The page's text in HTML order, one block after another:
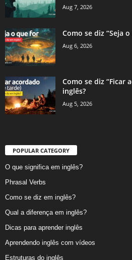
Aug 7, 2026
Como se diz “Seja
Aug 6, 2026
Como se diz “Ficar
inglês?
Aug 5, 2026
POPULAR CATEGORY
O que significa em inglês?
Phrasal Verbs
Como se diz em inglês?
Qual a diferença em inglês?
Dicas para aprender inglês
Aprendendo inglês com vídeos
Estruturas do inglês